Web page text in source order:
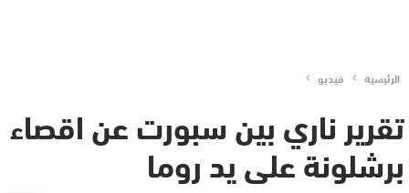
الرئيسية فيديو
تقرير ناري بين سبورت عن اقصاء
برشلونة على يد روما